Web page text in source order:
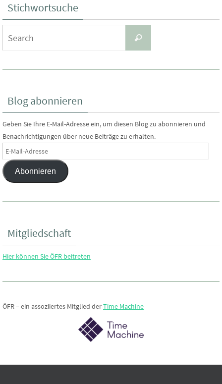
Stichwortsuche
Search
Blog abonnieren
Geben Sie Ihre E-Mail-Adresse ein, um diesen Blog zu abonnieren und
Benachrichtigungen über neue Beiträge zu erhalten.
E-
Mail-
AdresseAbonnieren
Mitgliedschaft
Hier können Sie ÖFR beitreten
ÖFR – ein assoziiertes Mitglied derTime Machine